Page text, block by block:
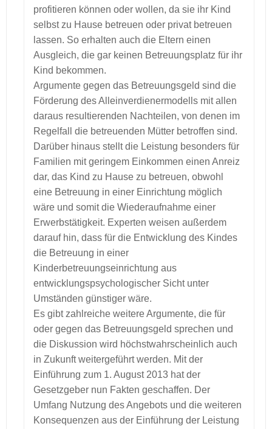
profitieren können oder wollen, da sie ihr Kind
selbst zu Hause betreuen oder privat betreuen
lassen. So erhalten auch die Eltern einen
Ausgleich, die gar keinen Betreuungsplatz für ihr
Kind bekommen.
Argumente gegen das Betreuungsgeld sind die
Förderung des Alleinverdienermodells mit allen
daraus resultierenden Nachteilen, von denen im
Regelfall die betreuenden Mütter betroffen sind.
Darüber hinaus stellt die Leistung besonders für
Familien mit geringem Einkommen einen Anreiz
dar, das Kind zu Hause zu betreuen, obwohl
eine Betreuung in einer Einrichtung möglich
wäre und somit die Wiederaufnahme einer
Erwerbstätigkeit. Experten weisen außerdem
darauf hin, dass für die Entwicklung des Kindes
die Betreuung in einer
Kinderbetreuungseinrichtung aus
entwicklungspsychologischer Sicht unter
Umständen günstiger wäre.
Es gibt zahlreiche weitere Argumente, die für
oder gegen das Betreuungsgeld sprechen und
die Diskussion wird höchstwahrscheinlich auch
in Zukunft weitergeführt werden. Mit der
Einführung zum 1. August 2013 hat der
Gesetzgeber nun Fakten geschaffen. Der
Umfang Nutzung des Angebots und die weiteren
Konsequenzen aus der Einführung der Leistung